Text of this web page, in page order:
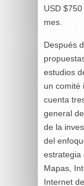
USD
mes.
Después
estudios
un comité
cuenta
general
de la
del
estrategia
Mapas,
Internet